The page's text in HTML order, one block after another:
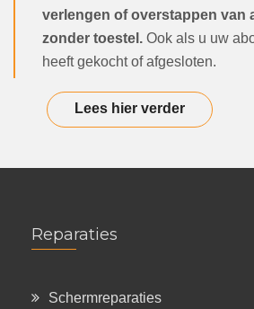
verlengen of overstappen van
zonder toestel. Ook als u uw
heeft gekocht of afgesloten.
Lees hier verder
Reparaties
Schermreparaties